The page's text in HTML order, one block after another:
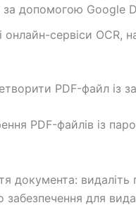
за допомогою Google
онлайн-сервіси OCR,
PDF-файл із
PDF-файлів із
документа:
забезпечення для